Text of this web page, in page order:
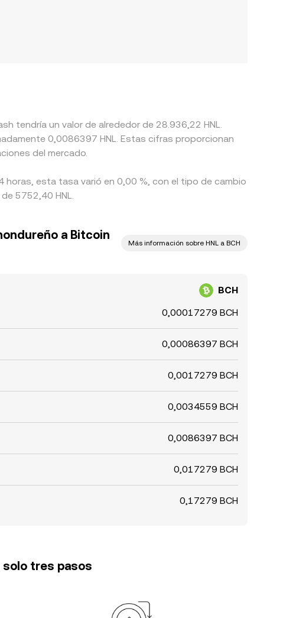
tendría un valor de alrededor de 28.936,22 HNL.
0,0086397 HNL. Estas cifras proporcionan
del mercado.
horas, esta tasa varió en 0,00 %, con el tipo de cambio
5752,40 HNL.
a Bitcoin
Más información sobre HNL a BCH
BCH
0,00017279 BCH
0,00086397 BCH
0,0017279 BCH
0,0034559 BCH
0,0086397 BCH
0,017279 BCH
0,17279 BCH
tres pasos